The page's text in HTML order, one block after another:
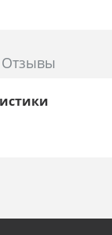
Отзывы